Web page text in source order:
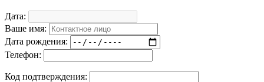
Дата:
Ваше имя:
Дата рождения:
Телефон:
Код подтверждения: